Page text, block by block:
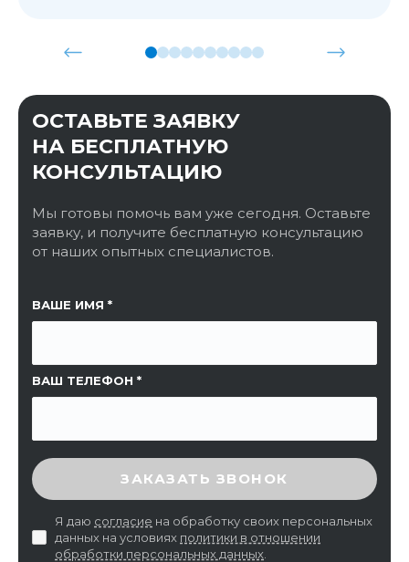
ОСТАВЬТЕ ЗАЯВКУ
НА БЕСПЛАТНУЮ
КОНСУЛЬТАЦИЮ
Мы готовы помочь вам уже сегодня. Оставьте
заявку, и получите бесплатную консультацию
от наших опытных специалистов.
ВАШЕ ИМЯ
ВАШ ТЕЛЕФОН
ССЫЛКА НА СТРАНИЦУ
ВВЕДИТЕ ПРОВЕРОЧНЫЙ КОД
ЗАКАЗАТЬ ЗВОНОК
Я даю согласие на обработку своих персональных
данных на условиях политики в отношении
обработки персональных данных